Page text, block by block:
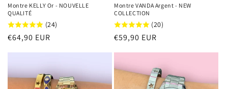
Montre KELLY Or - NOUVELLE
QUALITÉ
(24)
Prix
€64,90 EUR
Montre VANDA Argent - NEW
COLLECTION
(20)
Prix
€59,90 EUR